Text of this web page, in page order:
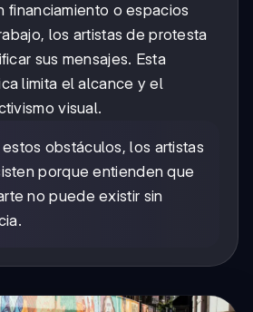
financiamiento o espacios
los artistas de protesta
sus mensajes. Esta
limita el alcance y el
visual.
obstáculos, los artistas
porque entienden que
no puede existir sin